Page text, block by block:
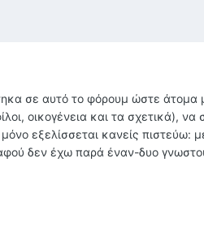
σε αυτό το φόρουμ ώστε
οικογένεια και τα σχετικά), να
εξελίσσεται κανείς πιστεύω:
δεν έχω παρά έναν-δυο